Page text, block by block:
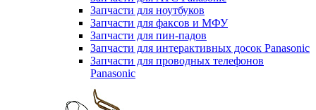
Запчасти для ноутбуков
Запчасти для факсов и МФУ
Запчасти для пин-падов
Запчасти для интерактивных досок Panasonic
Запчасти для проводных телефонов
Panasonic